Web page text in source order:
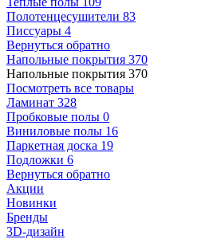
Полотенцесушители 83
Писсуары 4
Вернуться обратно
Напольные покрытия 370
Напольные покрытия 370
Посмотреть все товары
Ламинат 328
Пробковые полы 0
Виниловые полы 16
Паркетная доска 19
Подложки 6
Вернуться обратно
Акции
Новинки
Бренды
3D-дизайн